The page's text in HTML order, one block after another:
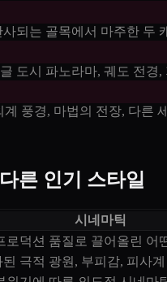
사되는 골목에서 마주한 두
도시 파노라마, 궤도 전
계 풍경, 마법의 전장, 다른
른 인기 스타일
시네마틱
로덕션 품질로 끌어올린 어
된 극적 광원, 부피감, 피사계